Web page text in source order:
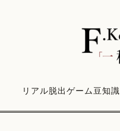
リアル脱出ゲーム豆知識